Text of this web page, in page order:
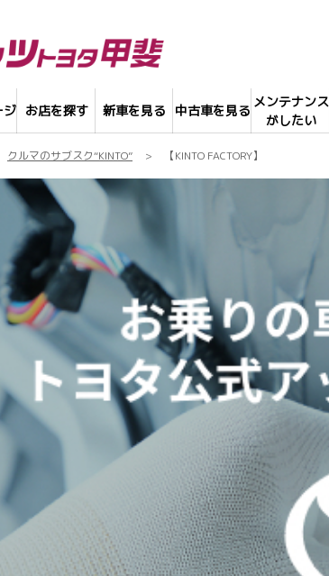
ジ お店を探す 新車を見る 中古車を見る
メンテナンス
がしたい
クルマのサブスク“KINTO” 【KINTO FACTORY】